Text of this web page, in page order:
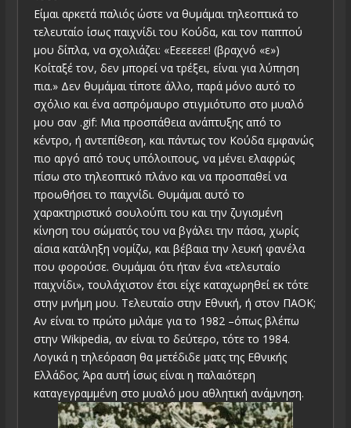
Είμαι αρκετά παλιός ώστε να θυμάμαι τηλεοπτικά το
τελευταίο ίσως παιχνίδι του Κούδα, και τον παππού
μου δίπλα, να σχολιάζει: «Εεεεεεε! (βραχνό «ε»)
Κοίταξέ τον, δεν μπορεί να τρέξει, είναι για λύπηση
πια.» Δεν θυμάμαι τίποτε άλλο, παρά μόνο αυτό το
σχόλιο και ένα ασπρόμαυρο στιγμιότυπο στο μυαλό
μου σαν .gif: Μια προσπάθεια ανάπτυξης από το
κέντρο, ή αντεπίθεση, και πάντως τον Κούδα εμφανώς
πιο αργό από τους υπόλοιπους, να μένει ελαφρώς
πίσω στο τηλεοπτικό πλάνο και να προσπαθεί να
προωθήσει το παιχνίδι. Θυμάμαι αυτό το
χαρακτηριστικό σουλούπι του και την ζυγισμένη
κίνηση του σώματός του να βγάλει την πάσα, χωρίς
αίσια κατάληξη νομίζω, και βέβαια την λευκή φανέλα
που φορούσε. Θυμάμαι ότι ήταν ένα «τελευταίο
παιχνίδι», τουλάχιστον έτσι είχε καταχωρηθεί εκ τότε
στην μνήμη μου. Τελευταίο στην Εθνική, ή στον ΠΑΟΚ;
Αν είναι το πρώτο μιλάμε για το 1982 –όπως βλέπω
στην Wikipedia, αν είναι το δεύτερο, τότε το 1984.
Λογικά η τηλεόραση θα μετέδιδε ματς της Εθνικής
Ελλάδος. Άρα αυτή ίσως είναι η παλαιότερη
καταγεγραμμένη στο μυαλό μου αθλητική ανάμνηση.